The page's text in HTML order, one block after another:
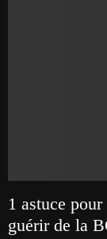
1 astuce
guérir de la